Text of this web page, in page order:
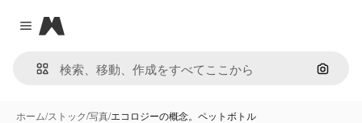
Close menu
Magnific
画像で
ホーム/ストック/写真/エコロジーの概念。ペットボトル